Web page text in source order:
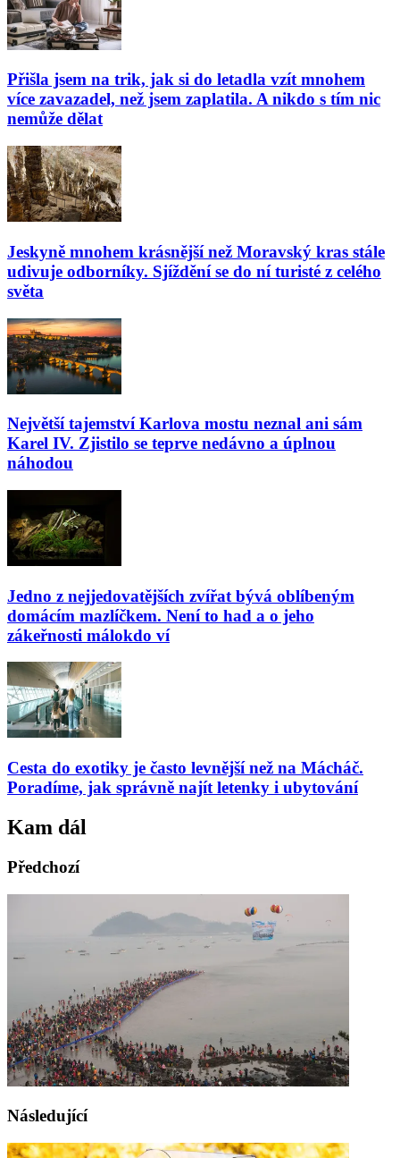
Přišla jsem na trik, jak si do letadla vzít mnohem
více zavazadel, než jsem zaplatila. A nikdo s tím nic
nemůže dělat
Jeskyně mnohem krásnější než Moravský kras stále
udivuje odborníky. Sjíždění se do ní turisté z celého
světa
Největší tajemství Karlova mostu neznal ani sám
Karel IV. Zjistilo se teprve nedávno a úplnou
náhodou
Jedno z nejjedovatějších zvířat bývá oblíbeným
domácím mazlíčkem. Není to had a o jeho
zákeřnosti málokdo ví
Cesta do exotiky je často levnější než na Mácháč.
Poradíme, jak správně najít letenky i ubytování
Kam dál
Předchozí
Následující